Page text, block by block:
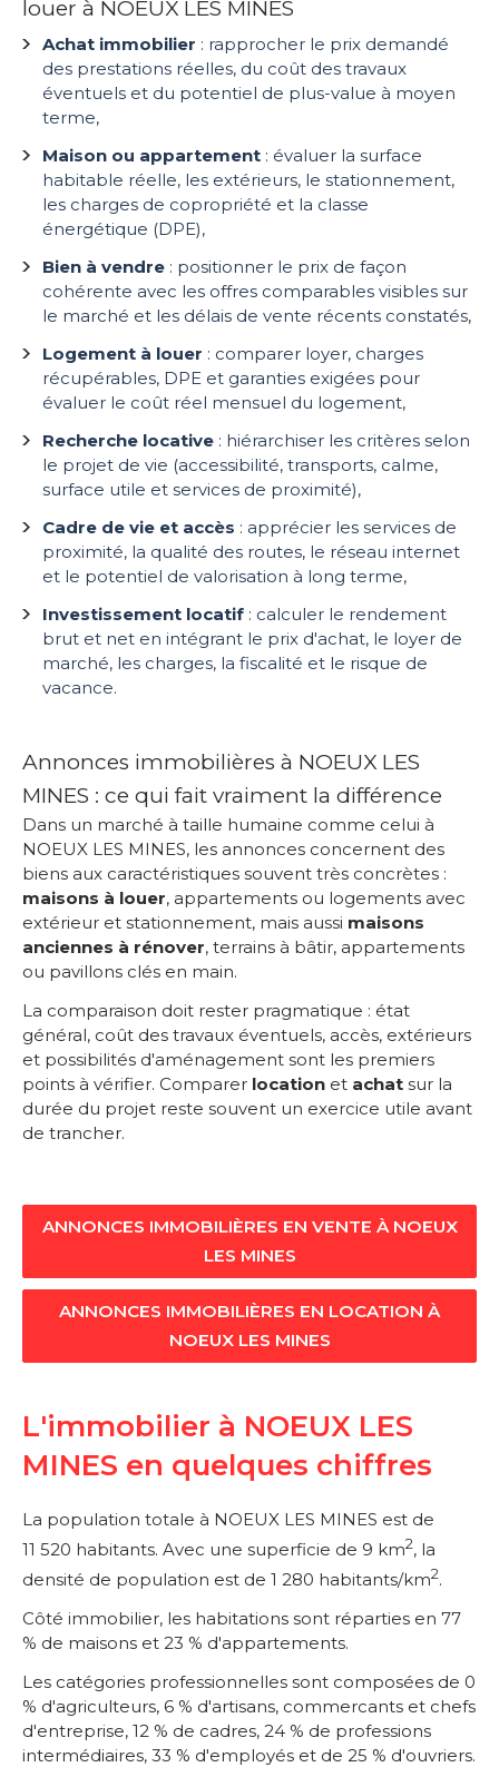
louer à NOEUX LES MINES
Achat immobilier : rapprocher le prix demandé
des prestations réelles, du coût des travaux
éventuels et du potentiel de plus-value à moyen
terme,
Maison ou appartement : évaluer la surface
habitable réelle, les extérieurs, le stationnement,
les charges de copropriété et la classe
énergétique (DPE),
Bien à vendre : positionner le prix de façon
cohérente avec les offres comparables visibles sur
le marché et les délais de vente récents constatés,
Logement à louer : comparer loyer, charges
récupérables, DPE et garanties exigées pour
évaluer le coût réel mensuel du logement,
Recherche locative : hiérarchiser les critères selon
le projet de vie (accessibilité, transports, calme,
surface utile et services de proximité),
Cadre de vie et accès : apprécier les services de
proximité, la qualité des routes, le réseau internet
et le potentiel de valorisation à long terme,
Investissement locatif : calculer le rendement
brut et net en intégrant le prix d'achat, le loyer de
marché, les charges, la fiscalité et le risque de
vacance.
Annonces immobilières à NOEUX LES
MINES : ce qui fait vraiment la différence
Dans un marché à taille humaine comme celui à
NOEUX LES MINES, les annonces concernent des
biens aux caractéristiques souvent très concrètes :
maisons à louer, appartements ou logements avec
extérieur et stationnement, mais aussi maisons
anciennes à rénover, terrains à bâtir, appartements
ou pavillons clés en main.
La comparaison doit rester pragmatique : état
général, coût des travaux éventuels, accès, extérieurs
et possibilités d'aménagement sont les premiers
points à vérifier. Comparer location et achat sur la
durée du projet reste souvent un exercice utile avant
de trancher.
ANNONCES IMMOBILIÈRES EN VENTE À NOEUX
LES MINES
ANNONCES IMMOBILIÈRES EN LOCATION À
NOEUX LES MINES
L'immobilier à NOEUX LES
MINES en quelques chiffres
La population totale à NOEUX LES MINES est de
11 520 habitants. Avec une superficie de 9 km2, la
densité de population est de 1 280 habitants/km2.
Côté immobilier, les habitations sont réparties en 77
% de maisons et 23 % d'appartements.
Les catégories professionnelles sont composées de 0
% d'agriculteurs, 6 % d'artisans, commercants et chefs
d'entreprise, 12 % de cadres, 24 % de professions
intermédiaires, 33 % d'employés et de 25 % d'ouvriers.